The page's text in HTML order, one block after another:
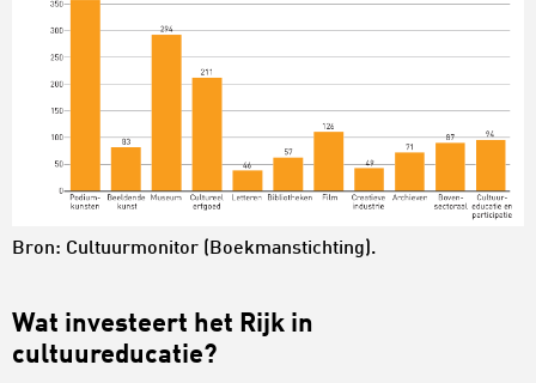
Bron: Cultuurmonitor (Boekmanstichting).
Wat investeert het Rijk in
cultuureducatie?